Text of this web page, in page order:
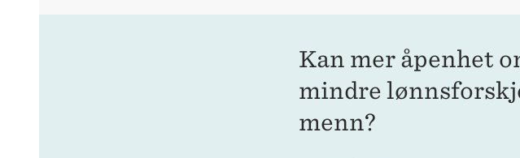
Kan mer åpenhet
mindre
menn?